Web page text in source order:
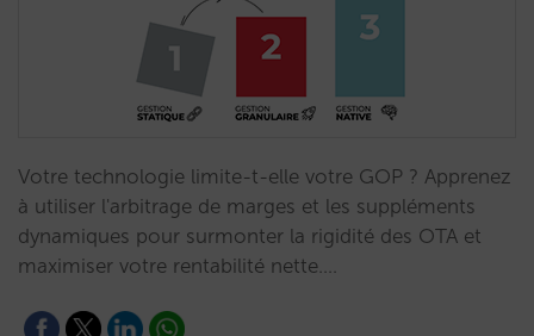
Votre technologie limite-t-elle votre GOP ? Apprenez
à utiliser l'arbitrage de marges et les suppléments
dynamiques pour surmonter la rigidité des OTA et
maximiser votre rentabilité nette.…